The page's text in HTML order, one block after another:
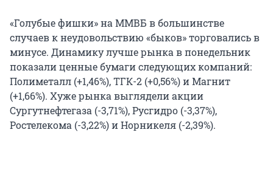
«Голубые фишки» на ММВБ в большинстве
случаев к неудовольствию «быков» торговались в
минусе. Динамику лучше рынка в понедельник
показали ценные бумаги следующих компаний:
Полиметалл (+1,46%), ТГК-2 (+0,56%) и Магнит
(+1,66%). Хуже рынка выглядели акции
Сургутнефтегаза (-3,71%), Русгидро (-3,37%),
Ростелекома (-3,22%) и Норникеля (-2,39%).